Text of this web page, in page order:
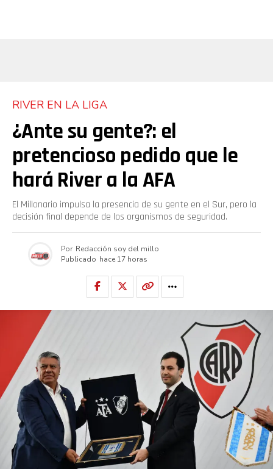
RIVER EN LA LIGA
¿Ante su gente?: el
pretencioso pedido que le
hará River a la AFA
El Millonario impulsa la presencia de su gente en el Sur, pero la
decisión final depende de los organismos de seguridad.
Por Redacción soy del millo
Publicado hace 17 horas